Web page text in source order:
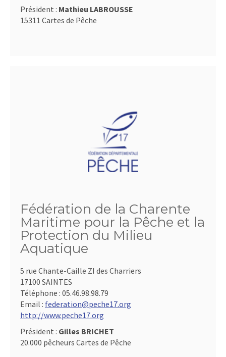
Président : Mathieu LABROUSSE
15311 Cartes de Pêche
Fédération de la Charente
Maritime pour la Pêche et la
Protection du Milieu
Aquatique
5 rue Chante-Caille ZI des Charriers
17100 SAINTES
Téléphone : 05.46.98.98.79
Email : federation@peche17.org
http://www.peche17.org
Président : Gilles BRICHET
20.000 pêcheurs Cartes de Pêche